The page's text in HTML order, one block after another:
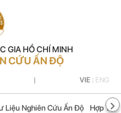
GIA HỒ CHÍ MINH
CỨU ẤN ĐỘ
| VIE ENG
Liệu Nghiên Cứu Ấn Độ Hợp Tác